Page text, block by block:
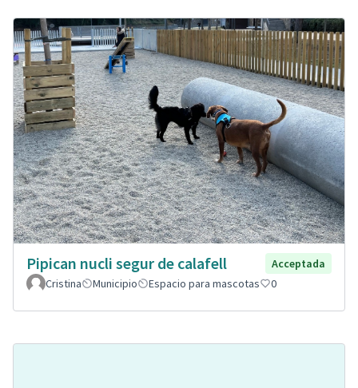
Pipican nucli segur de calafell
Acceptada
Cristina
Municipio Espacio para mascotas 0